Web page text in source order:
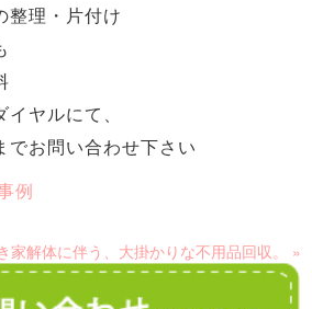
整理・片付け
ヤルにて、
でお問い合わせ下さい
例
家解体に伴う、大掛かりな不用品回収。 »